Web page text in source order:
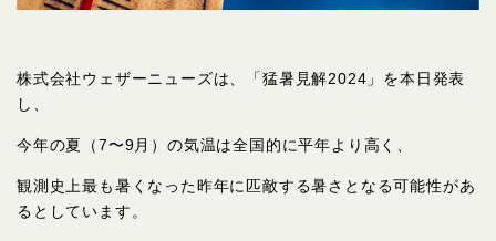
株式会社ウェザーニューズは、「猛暑見解2024」を本日発表
し、
今年の夏（7〜9月）の気温は全国的に平年より高く、
観測史上最も暑くなった昨年に匹敵する暑さとなる可能性があ
るとしています。